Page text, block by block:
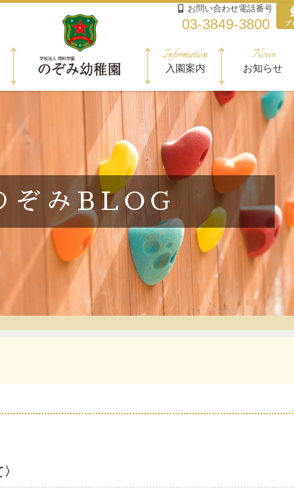
お問い合わせ電話番号
03-3849-3800
Information
入園案内
News
お知らせ
ぞみBLOG